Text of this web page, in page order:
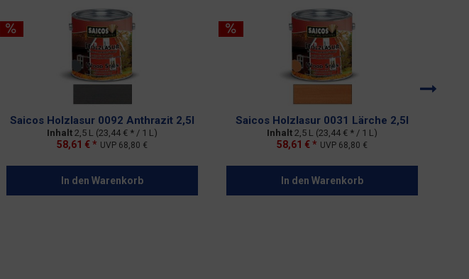
Saicos Holzlasur 0092 Anthrazit 2,5l
Inhalt 2,5 L (23,44 € * / 1 L)
58,61 € * UVP 68,80 €
In den Warenkorb
Saicos Holzlasur 0031 Lärche 2,5l
Inhalt 2,5 L (23,44 € * / 1 L)
58,61 € * UVP 68,80 €
In den Warenkorb